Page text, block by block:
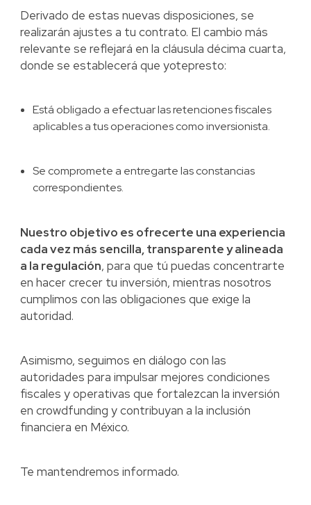
Derivado de estas nuevas disposiciones, se
realizarán ajustes a tu contrato. El cambio más
relevante se reflejará en la cláusula décima cuarta,
donde se establecerá que yotepresto:
Está obligado a efectuar las retenciones fiscales
aplicables a tus operaciones como inversionista.
Se compromete a entregarte las constancias
correspondientes.
Nuestro objetivo es ofrecerte una experiencia
cada vez más sencilla, transparente y alineada
a la regulación, para que tú puedas concentrarte
en hacer crecer tu inversión, mientras nosotros
cumplimos con las obligaciones que exige la
autoridad.
Asimismo, seguimos en diálogo con las
autoridades para impulsar mejores condiciones
fiscales y operativas que fortalezcan la inversión
en crowdfunding y contribuyan a la inclusión
financiera en México.
Te mantendremos informado.